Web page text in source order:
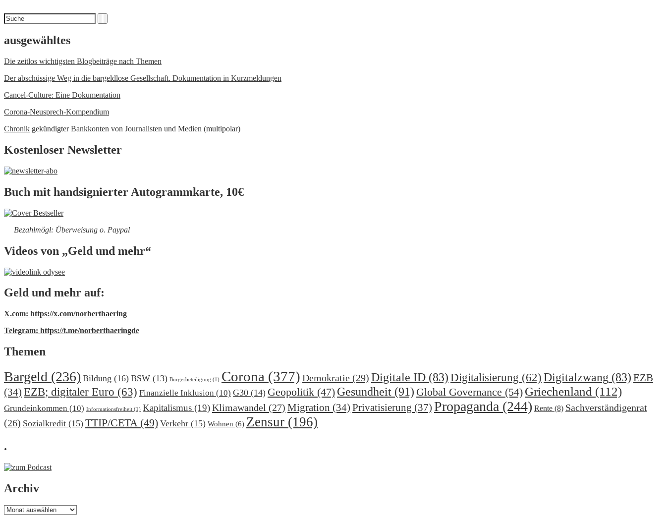
Suchen
nach
ausgewähltes
Die zeitlos wichtigsten Blogbeiträge nach Themen
Der abschüssige Weg in die bargeldlose Gesellschaft. Dokumentation in Kurzmeldungen
Cancel-Culture: Eine Dokumentation
Corona-Neusprech-Kompendium
Chronik gekündigter Bankkonten von Journalisten und Medien (multipolar)
Kostenloser Newsletter
Buch mit handsignierter Autogrammkarte, 10€
Bezahlmögl: Überweisung o. Paypal
Videos von „Geld und mehr“
Geld und mehr auf:
X.com: https://x.com/norberthaering
Telegram: https://t.me/norberthaeringde
Themen
Bargeld (236) Bildung (16) BSW (13) Bürgerbeteiligung (1) Corona (377) Demokratie (29) Digitale ID (83) Digitalisierung (62) Digitalzwang (83) EZB
(34) EZB; digitaler Euro (63) Finanzielle Inklusion (10) G30 (14) Geopolitik (47) Gesundheit (91) Global Governance (54) Griechenland (112)
Grundeinkommen (10) Informationsfreiheit (1) Kapitalismus (19)Klimawandel (27) Migration (34) Privatisierung (37) Propaganda (244) Rente (8) Sachverständigenrat
(26) Sozialkredit (15) TTIP/CETA(49) Verkehr (15) Wohnen (6) Zensur (196)
.
Archiv
Archiv